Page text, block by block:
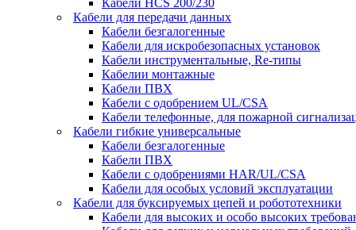
Кабели для передачи данных
Кабели безгалогенные
Кабели для искробезопасных установок
Кабели инструментальные, Re-типы
Кабелии монтажные
Кабели ПВХ
Кабели с одобрением UL/CSA
Кабели телефонные, для пожарной
Кабели гибкие универсальные
Кабели безгалогенные
Кабели ПВХ
Кабели с одобрениями HAR/UL/CSA
Кабели для особых условий эксплуатации
Кабели для буксируемых цепей и робототехники
Кабели для высоких и особо высоких